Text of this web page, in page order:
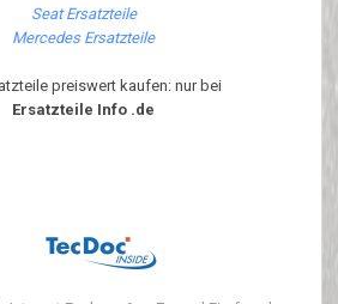
Seat Ersatzteile
Mercedes Ersatzteile
preiswert kaufen: nur bei
Ersatzteile Info .de